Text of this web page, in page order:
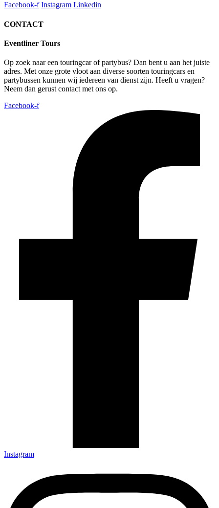
Facebook-f Instagram Linkedin
CONTACT
Eventliner Tours
Op zoek naar een touringcar of partybus? Dan bent u aan het juiste
adres. Met onze grote vloot aan diverse soorten touringcars en
partybussen kunnen wij iedereen van dienst zijn. Heeft u vragen?
Neem dan gerust contact met ons op.
Facebook-f
Instagram